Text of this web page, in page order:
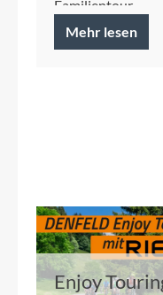
Familientour.
Mehr lesen
Enjoy